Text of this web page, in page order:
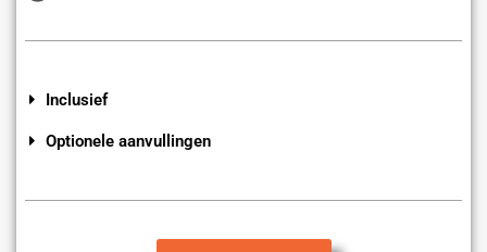
Inclusief
Optionele aanvullingen